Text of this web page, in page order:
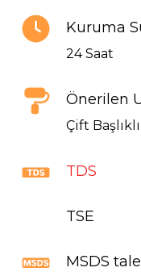
Kuruma
24 Saat
Önerilen
Çift
TDS
TSE
MSDS